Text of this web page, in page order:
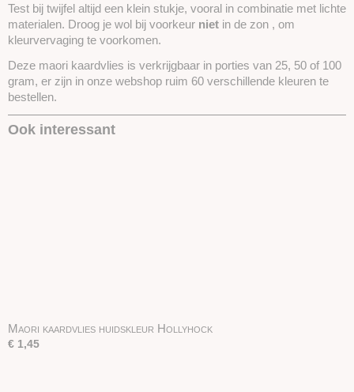
Test bij twijfel altijd een klein stukje, vooral in combinatie met lichte
materialen. Droog je wol bij voorkeur niet in de zon , om
kleurvervaging te voorkomen.
Deze maori kaardvlies is verkrijgbaar in porties van 25, 50 of 100
gram, er zijn in onze webshop ruim 60 verschillende kleuren te
bestellen.
Ook interessant
Maori kaardvlies huidskleur Hollyhock
€ 1,45